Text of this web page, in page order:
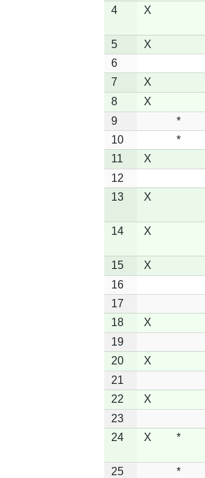
4
X
5
X
6
7
X
8
X
9
*
10
*
11
X
12
13
X
14
X
15
X
16
17
18
X
19
20
X
21
22
X
23
24
X *
25
*